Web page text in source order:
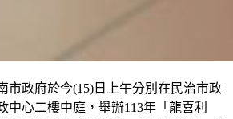
市政府於今(15)日上午分別在民治市政
中心二樓中庭，舉辦113年「龍喜利